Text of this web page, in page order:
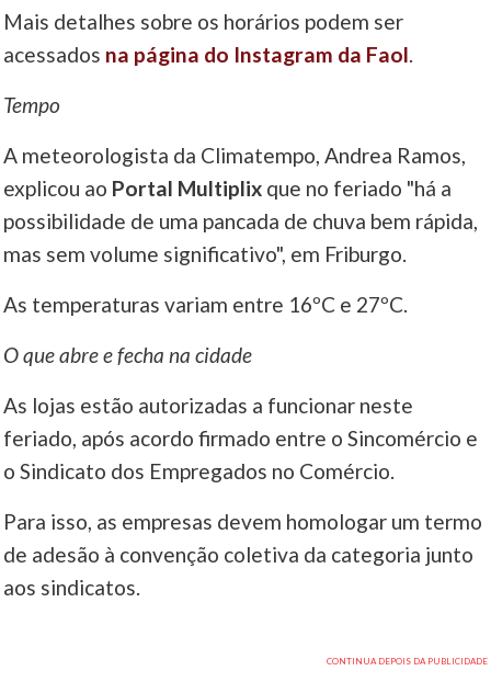
Mais detalhes sobre os horários podem ser
acessados na página do Instagram da Faol.
Tempo
A meteorologista da Climatempo, Andrea Ramos,
explicou ao Portal Multiplix que no feriado "há a
possibilidade de uma pancada de chuva bem rápida,
mas sem volume significativo", em Friburgo.
As temperaturas variam entre 16ºC e 27ºC.
O que abre e fecha na cidade
As lojas estão autorizadas a funcionar neste
feriado, após acordo firmado entre o Sincomércio e
o Sindicato dos Empregados no Comércio.
Para isso, as empresas devem homologar um termo
de adesão à convenção coletiva da categoria junto
aos sindicatos.